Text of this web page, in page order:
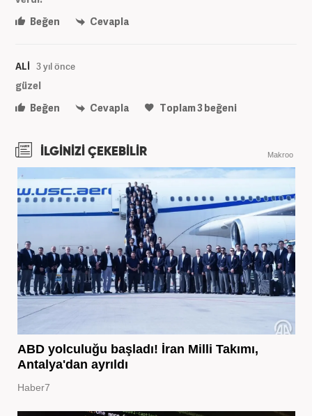
Beğen
Cevapla
ALİ 3 yıl önce
güzel
Beğen
Cevapla Toplam3beğeni
İLGİNİZİ ÇEKEBİLİR Makroo
ABD yolculuğu başladı! İran Milli Takımı,
Antalya'dan ayrıldı
Haber7